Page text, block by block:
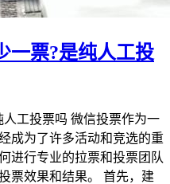
一票?是纯人工投
工投票吗 微信投票作为一
成为了许多活动和竞选的重
进行专业的拉票和投票团队
票效果和结果。 首先，建